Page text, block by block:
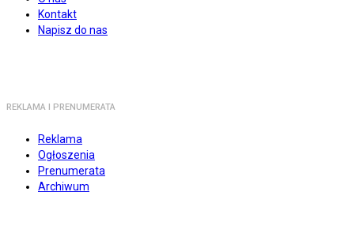
Kontakt
Napisz do nas
REKLAMA I PRENUMERATA
Reklama
Ogłoszenia
Prenumerata
Archiwum